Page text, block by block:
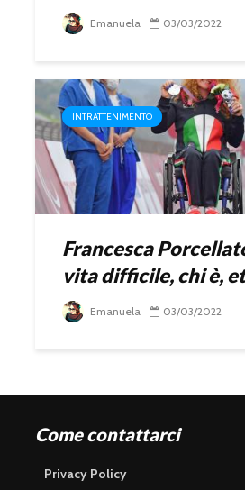
Emanuela 03/03/2022
INTRATTENIMENTO
Francesca
vita difficile, chi è,
Emanuela 03/03/2022
Come contattarci
Privacy Policy